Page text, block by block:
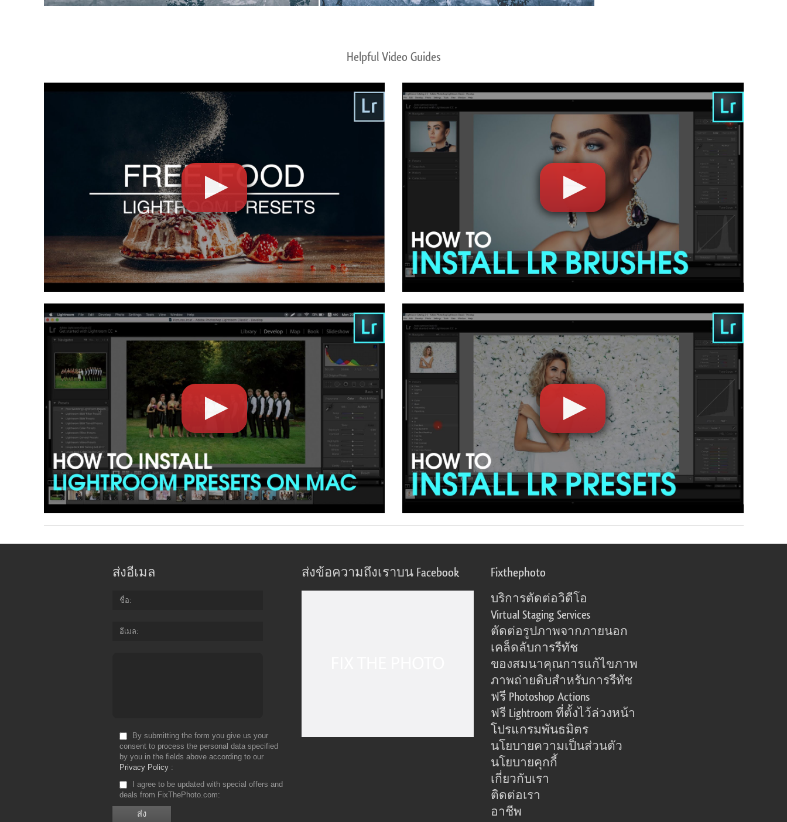
Helpful Video Guides
ส่งอีเมล
ชื่อ
อีเมล
By submitting the form you give us your
consent to process the personal data specified
by you in the fields above according to our
Privacy Policy
I agree to be updated with special offers and
deals from FixThePhoto.com
ส่งข้อความถึงเราบน Facebook Fixthephoto
บริการตัดต่อวิดีโอ
Virtual Staging Services
ตัดต่อรูปภาพจากภายนอก
เคล็ดลับการรีทัช
ของสมนาคุณการแก้ไขภาพ
ภาพถ่ายดิบสำหรับการรีทัช
ฟรี Photoshop Actions
ฟรี Lightroom ที่ตั้งไว้ล่วงหน้า
โปรแกรมพันธมิตร
นโยบายความเป็นส่วนตัว
นโยบายคุกกี้
เกี่ยวกับเรา
ติดต่อเรา
อาชีพ